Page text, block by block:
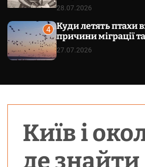
28.07.2026
4
Куди летять птахи
причини міграції
27.07.2026
Київ і
де знайти